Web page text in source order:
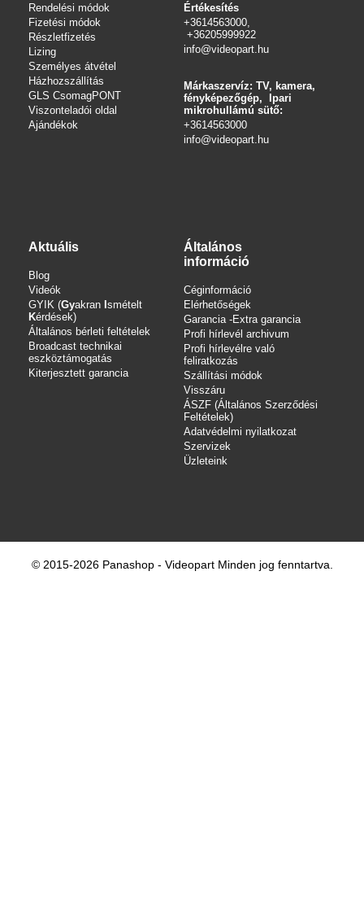
Rendelési módok
Fizetési módok
Részletfizetés
Lizing
Személyes átvétel
Házhozszállítás
GLS CsomagPONT
Viszonteladói oldal
Ajándékok
Értékesítés
+3614563000,
+36205999922
info@videopart.hu
Márkaszervíz: TV, kamera,
fényképezőgép, Ipari
mikrohullámú sütő:
+3614563000
info@videopart.hu
Aktuális
Blog
Videók
GYIK (Gyakran Ismételt
Kérdések)
Általános bérleti feltételek
Broadcast technikai
eszköztámogatás
Kiterjesztett garancia
Általános
információ
Céginformáció
Elérhetőségek
Garancia -Extra garancia
Profi hírlevél archivum
Profi hírlevélre való
feliratkozás
Szállítási módok
Visszáru
ÁSZF (Általános Szerződési
Feltételek)
Adatvédelmi nyilatkozat
Szervizek
Üzleteink
© 2015-2026 Panashop - Videopart Minden jog fenntartva.